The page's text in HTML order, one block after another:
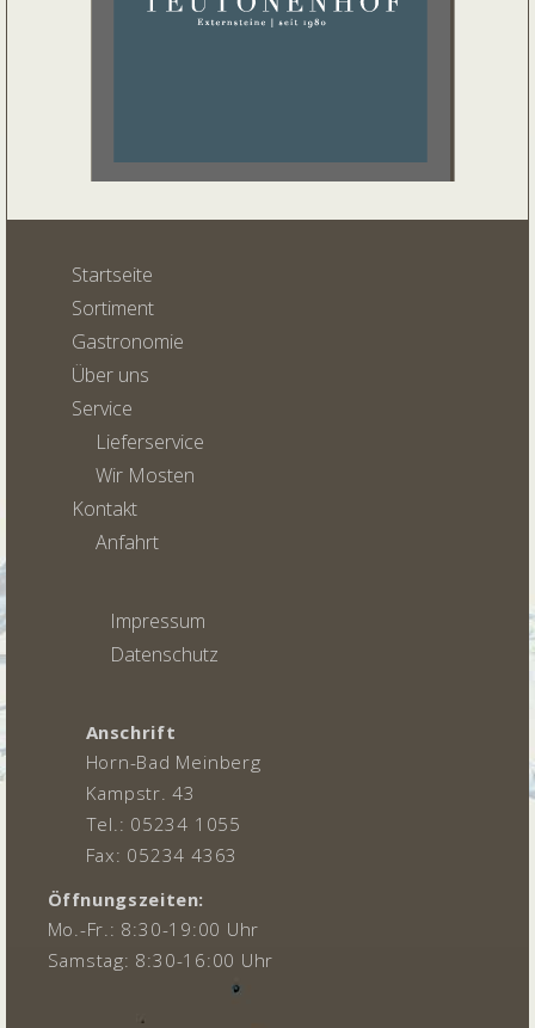
Startseite
Sortiment
Gastronomie
Über uns
Service
Lieferservice
Wir Mosten
Kontakt
Anfahrt
Impressum
Datenschutz
Anschrift
Horn-Bad Meinberg
Kampstr. 43
Tel.: 05234 1055
Fax: 05234 4363
Öffnungszeiten:
Mo.-Fr.: 8:30-19:00 Uhr
Samstag: 8:30-16:00 Uhr